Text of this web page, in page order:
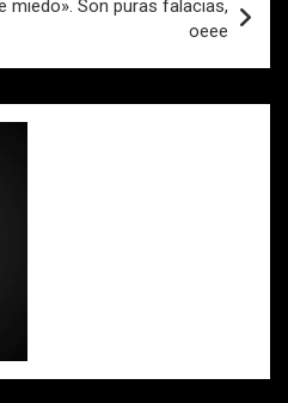
miedo». Son puras falacias,
oeee